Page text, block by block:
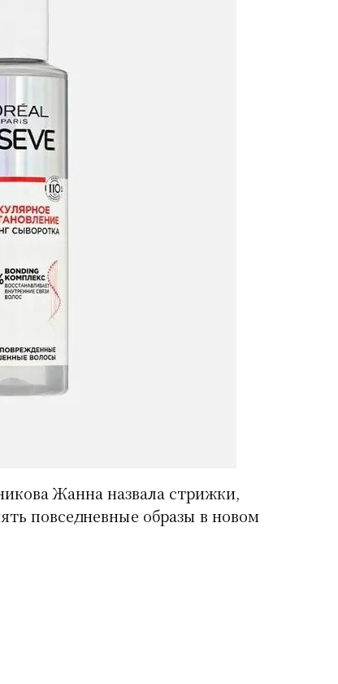
Жанна назвала стрижки,
повседневные образы в новом